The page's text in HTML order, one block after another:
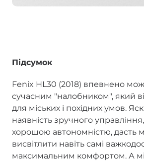
Підсумок
Fenix HL30 (2018) впевнено
сучасним "налобником", який
для міських і похідних умов.
наявність зручного
хорошою автономністю, дасть
висвітлити навіть самі
максимальним комфортом. А